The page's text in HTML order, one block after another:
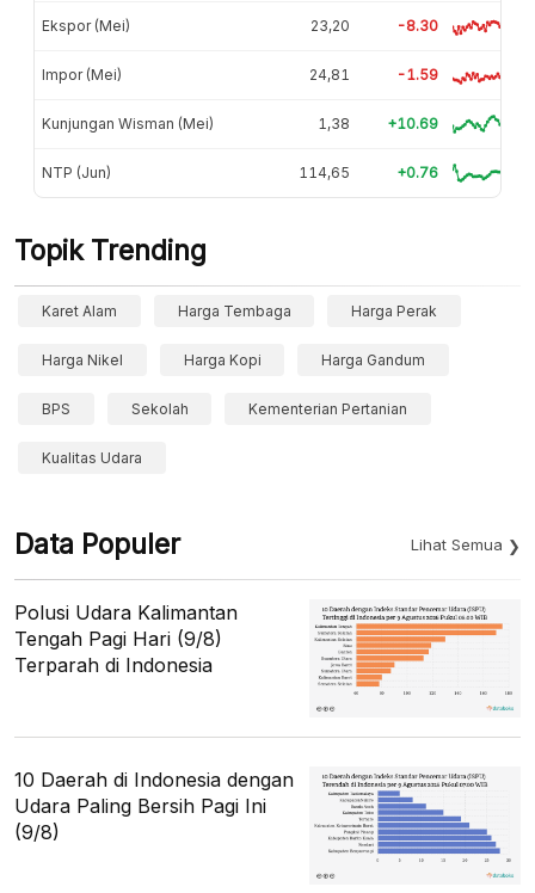
Ekspor (Mei) 23,20 -8.30
Impor (Mei) 24,81 -1.59
Kunjungan Wisman (Mei) 1,38 +10.69
NTP (Jun) 114,65 +0.76
Topik Trending
Karet Alam Harga Tembaga Harga Perak
Harga Nikel Harga Kopi Harga Gandum
BPS Sekolah Kementerian Pertanian
Kualitas Udara
Data Populer Lihat Semua
Polusi Udara Kalimantan
Tengah Pagi Hari (9/8)
Terparah di Indonesia
10 Daerah di Indonesia dengan
Udara Paling Bersih Pagi Ini
(9/8)